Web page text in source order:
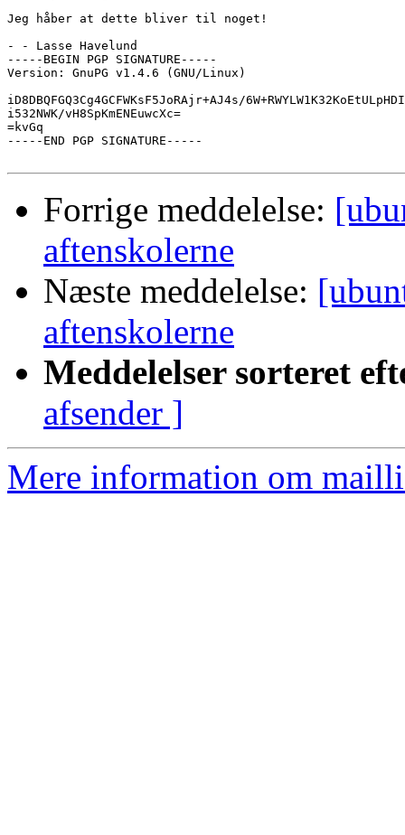
Jeg håber at dette bliver til noget!
- - Lasse Havelund
-----BEGIN PGP SIGNATURE-----
Version: GnuPG v1.4.6 (GNU/Linux)
iD8DBQFGQ3Cg4GCFWKsF5JoRAjr+AJ4s/
i532NWK/vH8SpKmENEuwcXc=
=kvGq
-----END PGP SIGNATURE-----
Forrige meddelelse:
aftenskolerne
Næste meddelelse:
aftenskolerne
Meddelelser sorteret
afsender ]
Mere information om